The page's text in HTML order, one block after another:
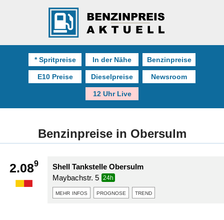
* Spritpreise In der Nähe Benzinpreise
E10 Preise Dieselpreise Newsroom
12 Uhr Live
Benzinpreise in Obersulm
2.089
Shell Tankstelle Obersulm
Maybachstr. 5
24h
mehr infos prognose trend